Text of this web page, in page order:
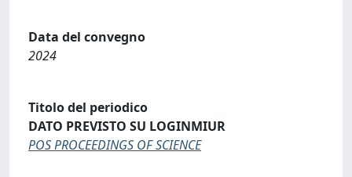
Data del convegno
2024
Titolo del periodico
DATO PREVISTO SU LOGINMIUR
POS PROCEEDINGS OF SCIENCE